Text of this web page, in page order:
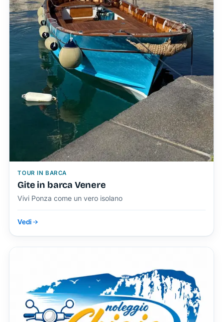
TOUR IN BARCA
Gite in barca Venere
Vivi Ponza come un vero isolano
Vedi